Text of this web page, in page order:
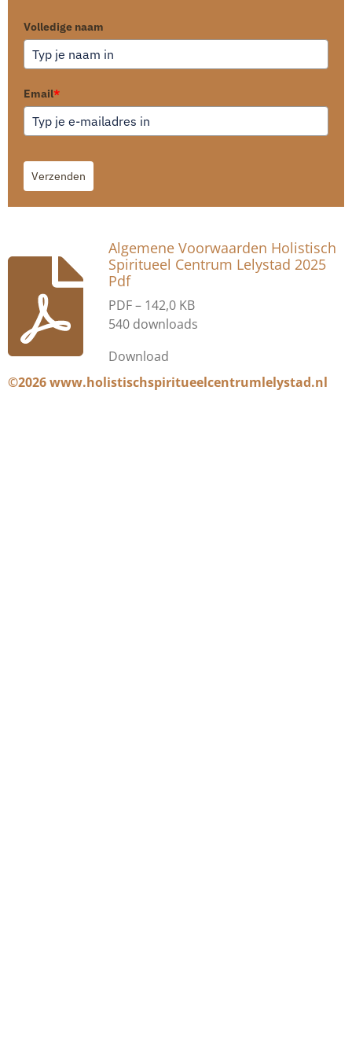
Volledige naam
Email*
Verzenden
Algemene Voorwaarden Holistisch
Spiritueel Centrum Lelystad 2025
Pdf
PDF – 142,0 KB
540 downloads
Download
©2026 www.holistischspiritueelcentrumlelystad.nl